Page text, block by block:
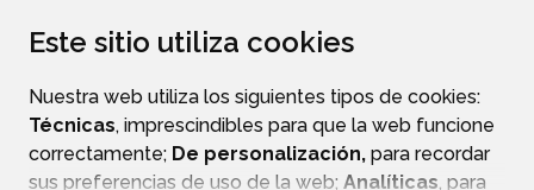
Este sitio utiliza cookies
Nuestra web utiliza los siguientes tipos de cookies:
Técnicas, imprescindibles para que la web funcione
correctamente; De personalización, para recordar
sus preferencias de uso de la web; Analíticas, para